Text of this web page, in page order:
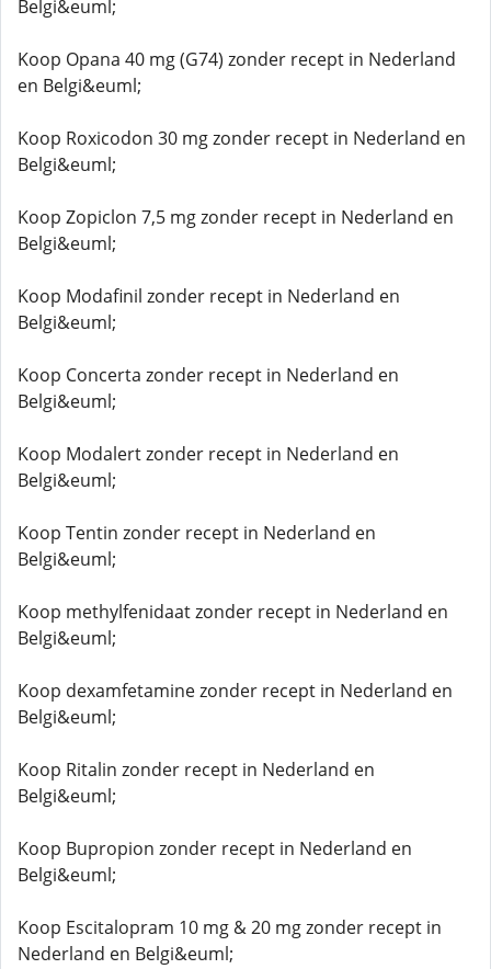
Belgi&euml;
Koop Opana 40 mg (G74) zonder recept in Nederland
en Belgi&euml;
Koop Roxicodon 30 mg zonder recept in Nederland en
Belgi&euml;
Koop Zopiclon 7,5 mg zonder recept in Nederland en
Belgi&euml;
Koop Modafinil zonder recept in Nederland en
Belgi&euml;
Koop Concerta zonder recept in Nederland en
Belgi&euml;
Koop Modalert zonder recept in Nederland en
Belgi&euml;
Koop Tentin zonder recept in Nederland en
Belgi&euml;
Koop methylfenidaat zonder recept in Nederland en
Belgi&euml;
Koop dexamfetamine zonder recept in Nederland en
Belgi&euml;
Koop Ritalin zonder recept in Nederland en
Belgi&euml;
Koop Bupropion zonder recept in Nederland en
Belgi&euml;
Koop Escitalopram 10 mg & 20 mg zonder recept in
Nederland en Belgi&euml;